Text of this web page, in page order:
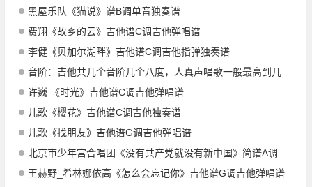
黑屋乐队《猫说》谱B调单音独奏谱
费翔《故乡的云》吉他谱C调吉他弹唱谱
李健《贝加尔湖畔》吉他谱C调吉他指弹独奏谱
音阶：吉他共几个音阶几个八度，人真声唱歌一般最高到几个八度？
许巍 《时光》吉他谱C调吉他弹唱谱
儿歌《樱花》吉他谱C调吉他独奏谱
儿歌《找朋友》吉他谱G调吉他弹唱谱
北京市少年宫合唱团《没有共产党就没有新中国》简谱A调钢琴指弹独奏谱
王赫野_希林娜依高《怎么会忘记你》吉他谱G调吉他弹唱谱